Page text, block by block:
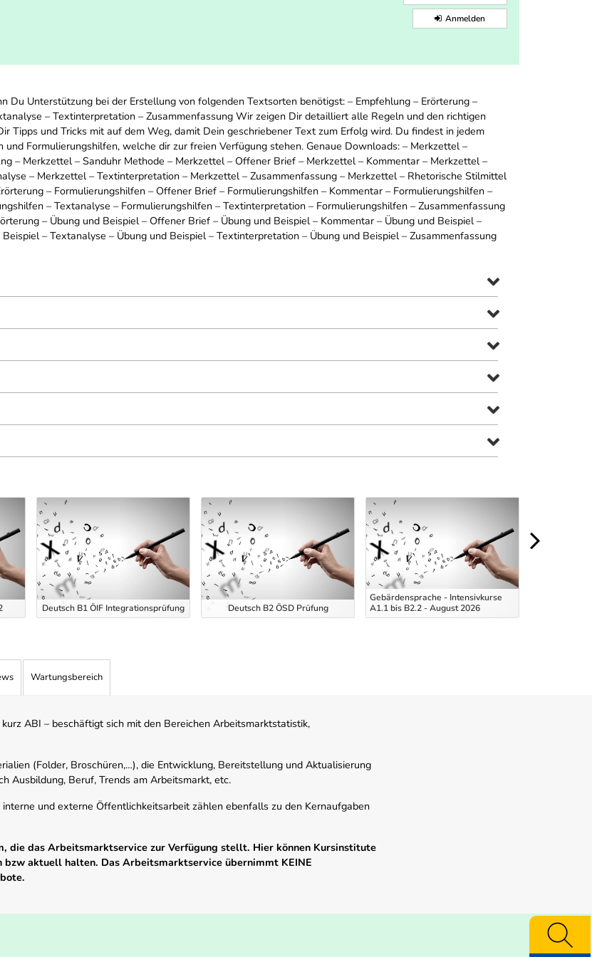
Anmelden
Du Unterstützung bei der Erstellung von folgenden Textsorten benötigst: – Empfehlung – Erörterung –
– Textinterpretation – Zusammenfassung Wir zeigen Dir detailliert alle Regeln und den richtigen
Tipps und Tricks mit auf dem Weg, damit Dein geschriebener Text zum Erfolg wird. Du findest in jedem
Formulierungshilfen, welche dir zur freien Verfügung stehen. Genaue Downloads: – Merkzettel –
– Merkzettel – Sanduhr Methode – Merkzettel – Offener Brief – Merkzettel – Kommentar – Merkzettel –
– Merkzettel – Textinterpretation – Merkzettel – Zusammenfassung – Merkzettel – Rhetorische Stilmittel
– Formulierungshilfen – Offener Brief – Formulierungshilfen – Kommentar – Formulierungshilfen –
– Textanalyse – Formulierungshilfen – Textinterpretation – Formulierungshilfen – Zusammenfassung
– Übung und Beispiel – Offener Brief – Übung und Beispiel – Kommentar – Übung und Beispiel –
– Textanalyse – Übung und Beispiel – Textinterpretation – Übung und Beispiel – Zusammenfassung
Deutsch B1 ÖIF Integrationsprüfung Deutsch B2 ÖSD Prüfung
Gebärdensprache - Intensivkurse
A1.1 bis B2.2 - August 2026
Wartungsbereich
ABI – beschäftigt sich mit den Bereichen Arbeitsmarktstatistik,
(Folder, Broschüren,…), die Entwicklung, Bereitstellung und Aktualisierung
Ausbildung, Beruf, Trends am Arbeitsmarkt, etc.
und externe Öffentlichkeitsarbeit zählen ebenfalls zu den Kernaufgaben
die das Arbeitsmarktservice zur Verfügung stellt. Hier können Kursinstitute
aktuell halten. Das Arbeitsmarktservice übernimmt KEINE